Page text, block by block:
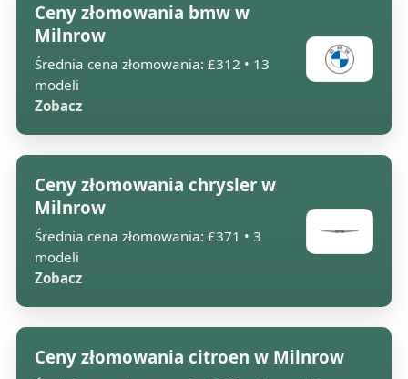
Ceny złomowania bmw w
Milnrow
Średnia cena złomowania: £312 • 13
modeli
Zobacz
Ceny złomowania chrysler w
Milnrow
Średnia cena złomowania: £371 • 3
modeli
Zobacz
Ceny złomowania citroen w Milnrow